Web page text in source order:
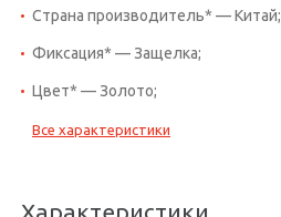
Страна производитель* — Китай;
Фиксация* — Защелка;
Цвет* — Золото;
Все характеристики
Характеристики